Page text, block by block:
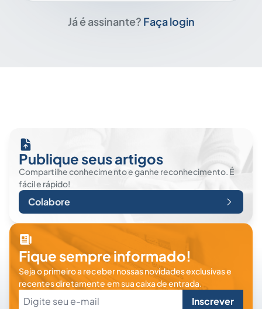
Já é assinante? Faça login
Publique seus artigos
Compartilhe conhecimento e ganhe reconhecimento. É
fácil e rápido!
Colabore
Fique sempre informado!
Seja o primeiro a receber nossas novidades exclusivas e
recentes diretamente em sua caixa de entrada.
Inscrever